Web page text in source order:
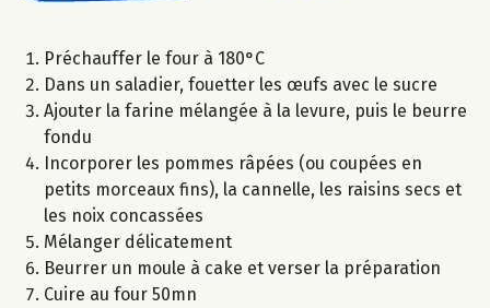
Préchauffer le four à 180°C
Dans un saladier, fouetter les œufs avec le sucre
Ajouter la farine mélangée à la levure, puis le beurre
fondu
Incorporer les pommes râpées (ou coupées en
petits morceaux fins), la cannelle, les raisins secs et
les noix concassées
Mélanger délicatement
Beurrer un moule à cake et verser la préparation
Cuire au four 50mn